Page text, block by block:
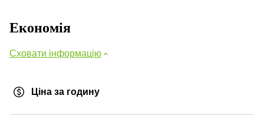
Економія
Сховати інформацію
Ціна за годину